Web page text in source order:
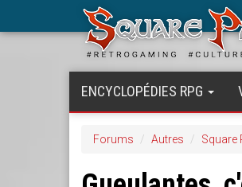
ENCYCLOPÉDIES RPG
Forums Autres Square